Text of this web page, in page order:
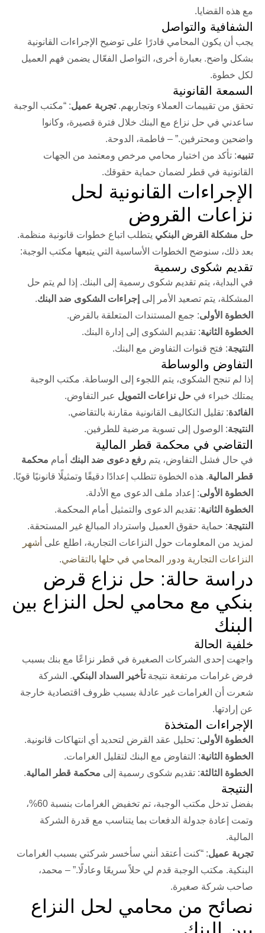
مع هذه القضايا.
الشفافية والتواصل
يجب أن يكون المحامي قادرًا على توضيح الإجراءات القانونية
بشكل واضح. بعبارة أخرى، التواصل الفعّال يضمن فهم العميل
لكل خطوة.
السمعة القانونية
تحقق من تقييمات العملاء وتجاربهم.تجربة عميل: “مكتب الوجبة
ساعدني في حل نزاع مع البنك خلال فترة قصيرة، وكانوا
واضحين ومحترفين.” – فاطمة، الدوحة.
تنبيه: تأكد من اختيار محامي مرخص ومعتمد من الجهات
القانونية في قطر لضمان حماية حقوقك.
الإجراءات القانونية لحل
نزاعات القروض
حل مشكلة القرض البنكي يتطلب اتباع خطوات قانونية منظمة.
بعد ذلك، سنوضح الخطوات الأساسية التي يتبعها مكتب الوجبة:
تقديم شكوى رسمية
في البداية، يتم تقديم شكوى رسمية إلى البنك. إذا لم يتم حل
المشكلة، يتم تصعيد الأمر إلى إجراءات الشكوى ضد البنك.
الخطوة الأولى: جمع المستندات المتعلقة بالقرض.
الخطوة الثانية: تقديم الشكوى إلى إدارة البنك.
النتيجة: فتح قنوات التفاوض مع البنك.
التفاوض والوساطة
إذا لم تنجح الشكوى، يتم اللجوء إلى الوساطة. مكتب الوجبة
يمتلك خبراء في حل نزاعات التمويل عبر التفاوض.
الفائدة: تقليل التكاليف القانونية مقارنة بالتقاضي.
النتيجة: الوصول إلى تسوية مرضية للطرفين.
التقاضي في محكمة قطر المالية
في حال فشل التفاوض، يتم رفع دعوى ضد البنك أمام محكمة
قطر المالية. هذه الخطوة تتطلب إعدادًا دقيقًا وتمثيلًا قانونيًا قويًا.
الخطوة الأولى: إعداد ملف الدعوى مع الأدلة.
الخطوة الثانية: تقديم الدعوى والتمثيل أمام المحكمة.
النتيجة: حماية حقوق العميل واسترداد المبالغ غير المستحقة.
لمزيد من المعلومات حول النزاعات التجارية، اطلع على أشهر
النزاعات التجارية ودور المحامي في حلها بالتقاضي.
دراسة حالة: حل نزاع قرض
بنكي مع محامي لحل النزاع بين
البنك
خلفية الحالة
واجهت إحدى الشركات الصغيرة في قطر نزاعًا مع بنك بسبب
فرض غرامات مرتفعة نتيجةتأخير السداد البنكي. الشركة
شعرت أن الغرامات غير عادلة بسبب ظروف اقتصادية خارجة
عن إرادتها.
الإجراءات المتخذة
الخطوة الأولى: تحليل عقد القرض لتحديد أي انتهاكات قانونية.
الخطوة الثانية: التفاوض مع البنك لتقليل الغرامات.
الخطوة الثالثة: تقديم شكوى رسمية إلى محكمة قطر المالية.
النتيجة
بفضل تدخل مكتب الوجبة، تم تخفيض الغرامات بنسبة 60%،
وتمت إعادة جدولة الدفعات بما يتناسب مع قدرة الشركة
المالية.
تجربة عميل: “كنت أعتقد أنني سأخسر شركتي بسبب الغرامات
البنكية. مكتب الوجبة قدم لي حلاً سريعًا وعادلًا.” – محمد،
صاحب شركة صغيرة.
نصائح من محامي لحل النزاع